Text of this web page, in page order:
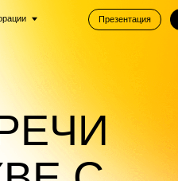
Презентация Подобрать площадку
С